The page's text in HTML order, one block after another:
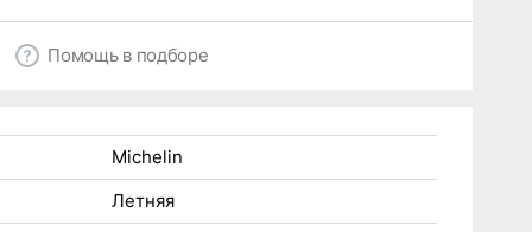
Помощь в подборе
Michelin
Летняя